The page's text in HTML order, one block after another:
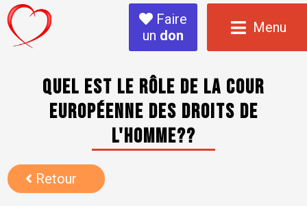
Faire
un don Menu
Quel est le rôle de la Cour
européenne des droits de
l'homme??
Retour